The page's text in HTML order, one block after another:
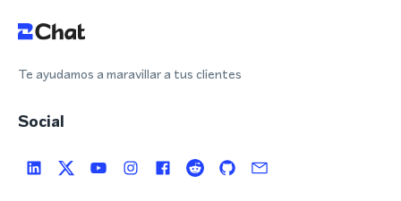
Te ayudamos a maravillar a tus clientes
Social